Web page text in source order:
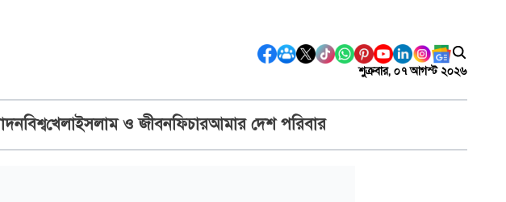
শুক্রবার, ০৭ আগস্ট ২০২৬
বিশ্বখেলাইসলাম ও জীবনফিচারআমার দেশ পরিবার